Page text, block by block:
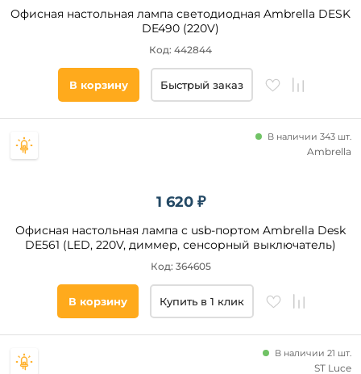
Офисная настольная лампа светодиодная Ambrella DESK
DE490 (220V)
Код: 442844
В корзину Быстрый заказ
1 620 ₽
Офисная настольная лампа с usb-портом Ambrella Desk
DE561 (LED, 220V, диммер, сенсорный выключатель)
В наличии 343 шт.
Код: 364605
Ambrella
В корзину Купить в 1 клик
В наличии 21 шт.
ST Luce